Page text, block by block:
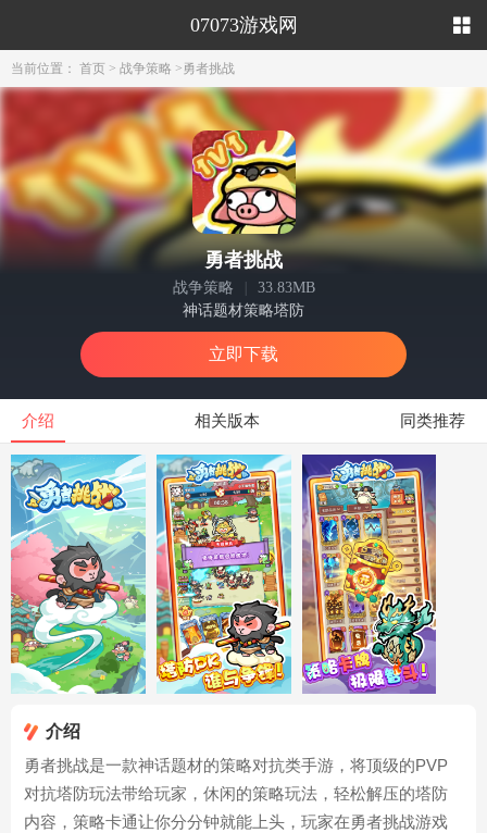
07073游戏网
当前位置： 首页 > 战争策略 > 勇者挑战
勇者挑战
战争策略
33.83MB
神话题材策略塔防
立即下载
介绍 相关版本 同类推荐
介绍
勇者挑战是一款神话题材的策略对抗类手游，将顶级的PVP
对抗塔防玩法带给玩家，休闲的策略玩法，轻松解压的塔防
内容，策略卡通让你分分钟就能上头，玩家在勇者挑战游戏